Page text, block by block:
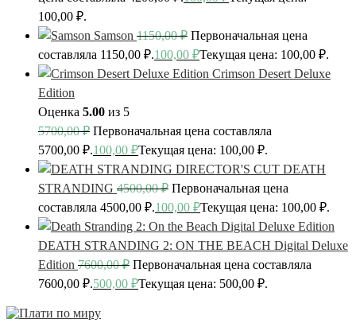
100,00 ₽.
Samson 1150,00₽ Первоначальная цена
составляла 1150,00 ₽.100,00 ₽Текущая цена: 100,00 ₽.
Crimson Desert Deluxe
Edition
Оценка 5.00 из 5
5700,00₽ Первоначальная цена составляла
5700,00 ₽.100,00 ₽Текущая цена: 100,00 ₽.
DEATH
STRANDING 4500,00₽ Первоначальная цена
составляла 4500,00 ₽.100,00 ₽Текущая цена: 100,00 ₽.
DEATH STRANDING 2: ON THE BEACH Digital Deluxe
Edition 7600,00₽ Первоначальная цена составляла
7600,00 ₽.500,00 ₽Текущая цена: 500,00 ₽.